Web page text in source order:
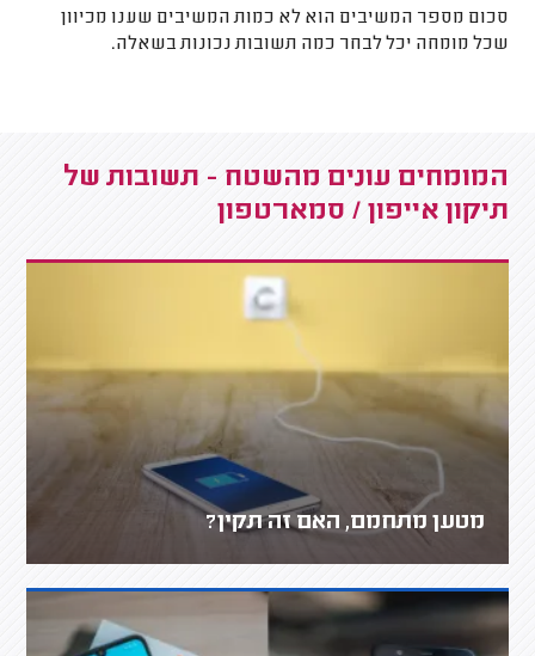
סכום מספר המשיבים הוא לא כמות המשיבים שענו מכיוון
שכל מומחה יכל לבחר כמה תשובות נכונות בשאלה.
המומחים עונים מהשטח - תשובות של
תיקון אייפון / סמארטפון
מטען מתחמם, האם זה תקין?